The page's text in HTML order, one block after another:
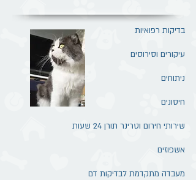
בדיקות רפואיות
עיקורים וסירוסים
ניתוחים
חיסונים
שירותי חירום וטרינר תורן 24 שעות
אשפוזים
מעבדה מתקדמת לבדיקות דם